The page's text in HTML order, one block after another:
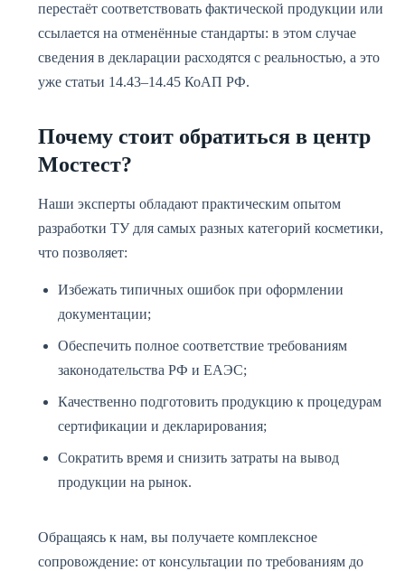
перестаёт соответствовать фактической продукции или
ссылается на отменённые стандарты: в этом случае
сведения в декларации расходятся с реальностью, а это
уже статьи 14.43–14.45 КоАП РФ.
Почему стоит обратиться в центр
Мостест?
Наши эксперты обладают практическим опытом
разработки ТУ для самых разных категорий косметики,
что позволяет:
Избежать типичных ошибок при оформлении
документации;
Обеспечить полное соответствие требованиям
законодательства РФ и ЕАЭС;
Качественно подготовить продукцию к процедурам
сертификации и декларирования;
Сократить время и снизить затраты на вывод
продукции на рынок.
Обращаясь к нам, вы получаете комплексное
сопровождение: от консультации по требованиям до